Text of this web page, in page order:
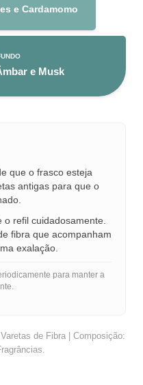
e Cardamomo
e Musk
que o frasco esteja
antigas para que o
o refil cuidadosamente.
fibra que acompanham
exalação.
para manter a
de Fibra | Composição: